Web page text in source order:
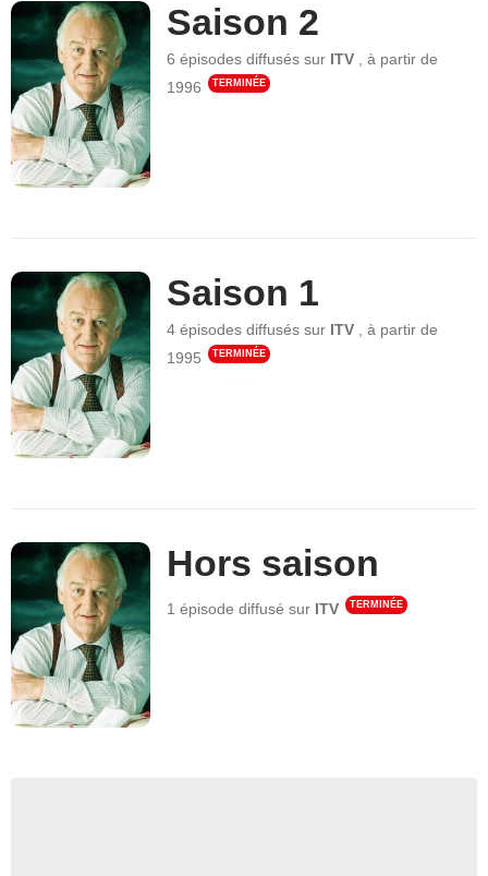
Saison 2
6 épisodes diffusés sur ITV ,à partir de
1996
TERMINÉE
Saison 1
4 épisodes diffusés sur ITV ,à partir de
1995
TERMINÉE
Hors saison
1 épisode diffusé sur ITV TERMINÉE